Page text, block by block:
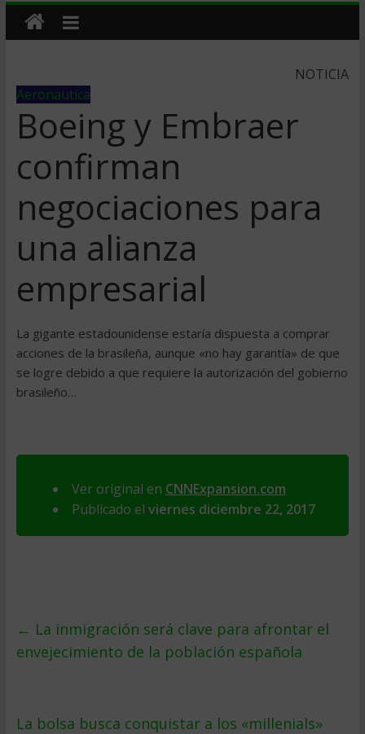
NOTICIA
Aeronautica
Boeing y Embraer
confirman
negociaciones para
una alianza
empresarial
La gigante estadounidense estaría dispuesta a comprar
acciones de la brasileña, aunque «no hay garantía» de que
se logre debido a que requiere la autorización del gobierno
brasileño…
Ver original en CNNExpansion.com
Publicado el viernes diciembre 22, 2017
← La inmigración será clave para afrontar el
envejecimiento de la población española
La bolsa busca conquistar a los «millenials»